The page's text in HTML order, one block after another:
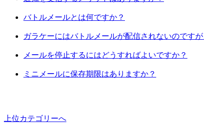
バトルメールとは何ですか？
ガラケーにはバトルメールが配信されないのです
メールを停止するにはどうすればよいですか？
ミニメールに保存期限はありますか？
上位カテゴリーへ